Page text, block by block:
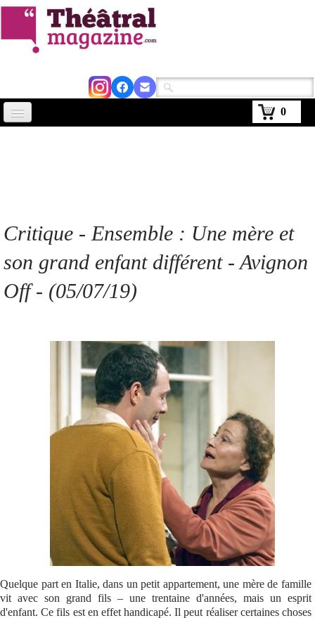
0
Agenda
Kiosque
Abonnement
Se connecter
Critique - Ensemble : Une mère et
son grand enfant différent - Avignon
Off - (05/07/19)
Quelque part en Italie, dans un petit appartement, une mère de famille
vit avec son grand fils – une trentaine d'années, mais un esprit
d'enfant. Ce fils est en effet handicapé. Il peut réaliser certaines choses